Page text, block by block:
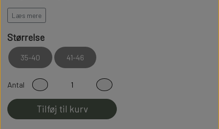
Modstandsdygtige over for slid
Sidder perfekt på foden
100% Fnullerfri
Læs mere
Størrelse
35-40 41-46
Antal
Tilføj til kurv